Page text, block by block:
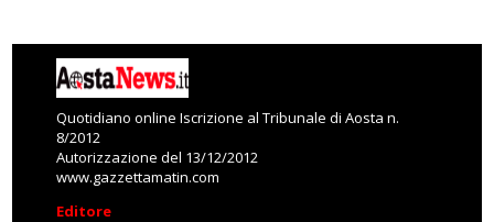
Quotidiano online Iscrizione al Tribunale di Aosta n.
8/2012
Autorizzazione del 13/12/2012
www.gazzettamatin.com
Editore